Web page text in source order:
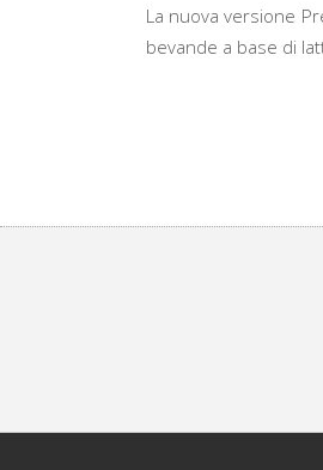
La nuova versione
bevande a base di